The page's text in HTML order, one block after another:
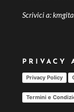
Scrivici a:
PRIVACY
Privacy Policy
Termini e